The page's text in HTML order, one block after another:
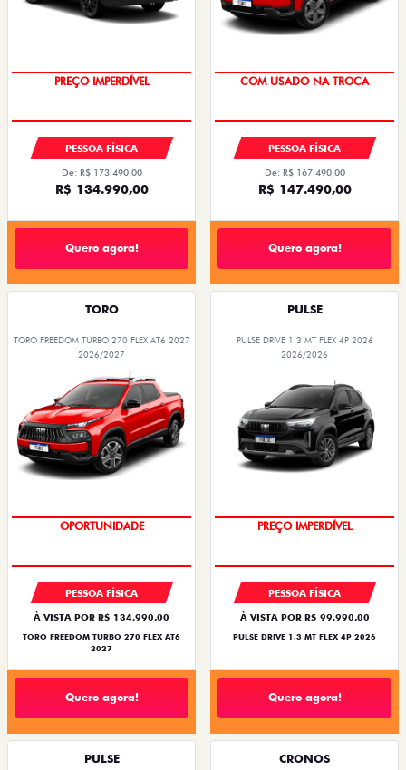
PESSOA FÍSICA
De: R$ 173.490,00
R$ 134.990,00
Quero agora!
PESSOA FÍSICA
De: R$ 167.490,00
R$ 147.490,00
Quero agora!
TORO
TORO FREEDOM TURBO 270 FLEX AT6 2027
2026/2027
PESSOA FÍSICA
À VISTA POR R$ 134.990,00
TORO FREEDOM TURBO 270 FLEX AT6
2027
Quero agora!
PULSE
PULSE DRIVE 1.3 MT FLEX 4P 2026
2026/2026
PESSOA FÍSICA
À VISTA POR R$ 99.990,00
PULSE DRIVE 1.3 MT FLEX 4P 2026
Quero agora!
PULSE CRONOS